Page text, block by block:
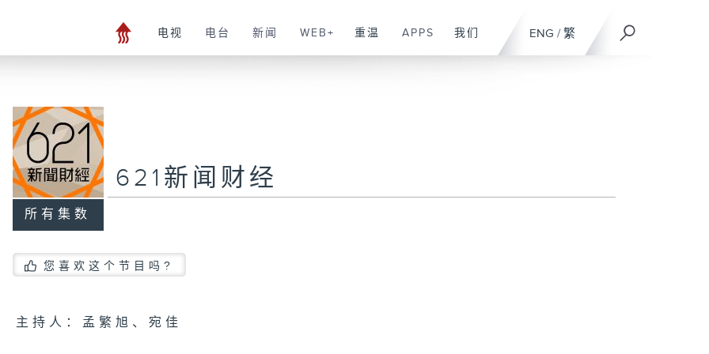
ENG / 繁
电视 电台 新闻 WEB+ 重温 APPS 我们
所有集数
621新闻财经
您喜欢这个节目吗?
主持人：孟繁旭、宛佳